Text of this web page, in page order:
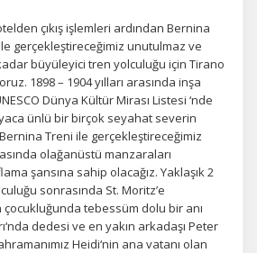
çıkış işlemleri ardından Bernina
gerçekleştireceğimiz unutulmaz ve
büyüleyici tren yolculuğu için Tirano
1898 – 1904 yılları arasında inşa
Dünya Kültür Mirası Listesi ‘nde
ünlü bir birçok seyahat severin
Treni ile gerçekleştireceğimiz
olağanüstü manzaraları
şansına sahip olacağız. Yaklaşık 2
sonrasında St. Moritz’e
çocukluğunda tebessüm dolu bir anı
dedesi ve en yakın arkadaşı Peter
Heidi‘nin ana vatanı olan